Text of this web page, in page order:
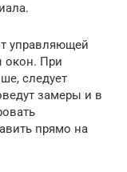
управляющей
окон. При
следует
замеры и в
прямо на